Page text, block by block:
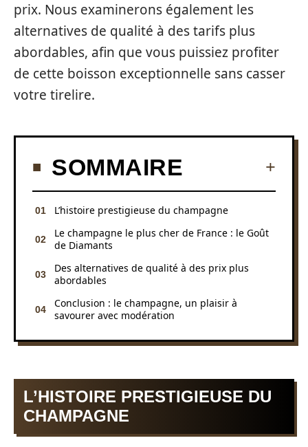
prix. Nous examinerons également les
alternatives de qualité à des tarifs plus
abordables, afin que vous puissiez profiter
de cette boisson exceptionnelle sans casser
votre tirelire.
SOMMAIRE
L’histoire prestigieuse du champagne
Le champagne le plus cher de France : le Goût
de Diamants
Des alternatives de qualité à des prix plus
abordables
Conclusion : le champagne, un plaisir à
savourer avec modération
L’HISTOIRE PRESTIGIEUSE DU
CHAMPAGNE